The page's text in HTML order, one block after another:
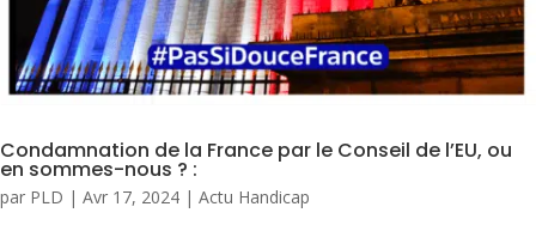
Condamnation de la France par le Conseil de l’EU, ou
en sommes-nous ? :
par PLD | Avr 17, 2024 | Actu Handicap